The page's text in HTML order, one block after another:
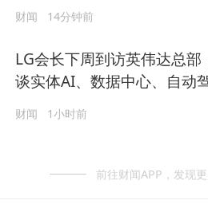
财闻 14分钟前
LG会长下周到访英伟达总部
谈实体AI、数据中心、自动
财闻 1小时前
前往财闻APP，发现